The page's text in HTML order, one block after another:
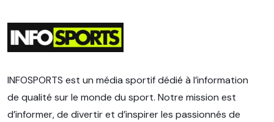
INFOSPORTS est un média sportif dédié à l’information
de qualité sur le monde du sport. Notre mission est
d’informer, de divertir et d’inspirer les passionnés de